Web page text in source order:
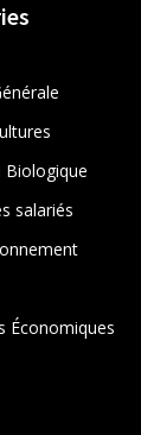
Biologique
salariés
Économiques